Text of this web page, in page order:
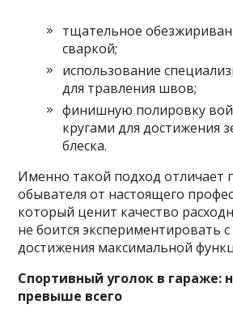
тщательное
сваркой;
использование
для травления швов;
финишную полировку
кругами для достижения
блеска.
Именно такой подход отличает
обывателя от настоящего
который ценит качество
не боится экспериментировать
достижения максимальной
Спортивный уголок в гараже:
превыше всего